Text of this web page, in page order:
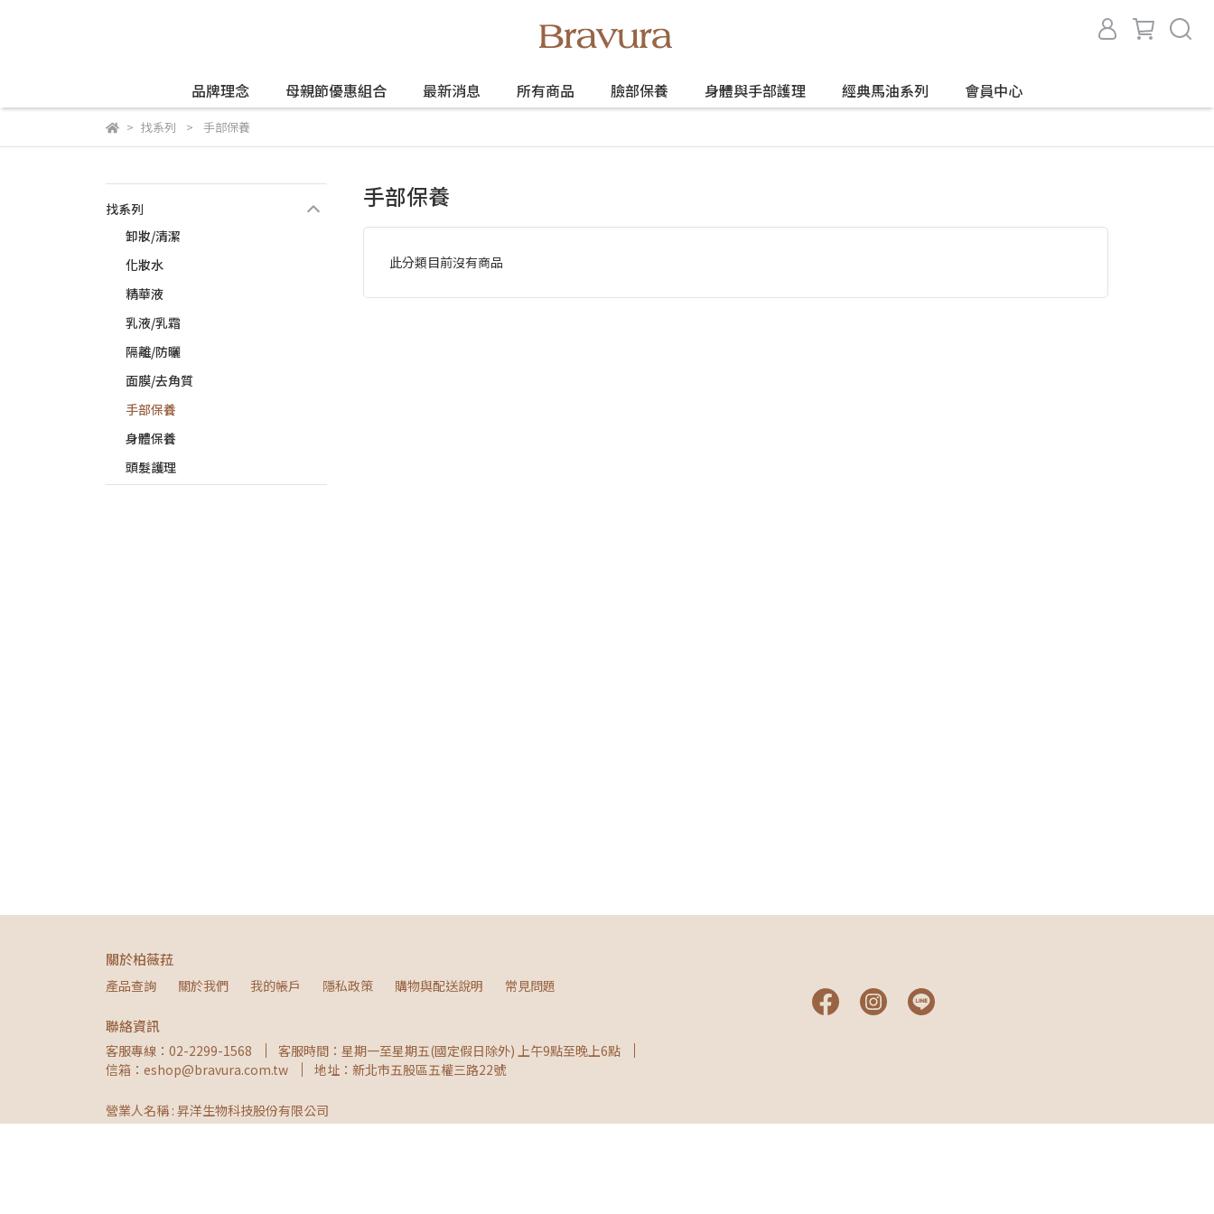
品牌理念 母親節優惠組合 最新消息 所有商品 臉部保養 身體與手部護理 經典馬油系列 會員中心
找系列 手部保養
找系列
卸妝/清潔
化妝水
精華液
乳液/乳霜
隔離/防曬
面膜/去角質
手部保養
身體保養
頭髮護理
手部保養
此分類目前沒有商品
關於柏薇菈
產品查詢 關於我們 我的帳戶 隱私政策 購物與配送說明 常見問題
聯絡資訊
客服專線：02-2299-1568
客服時間：星期一至星期五(國定假日除外) 上午9點至晚上6點
信箱：eshop@bravura.com.tw
地址：新北市五股區五權三路22號
營業人名稱 : 昇洋生物科技股份有限公司
統一編號 : 54057535